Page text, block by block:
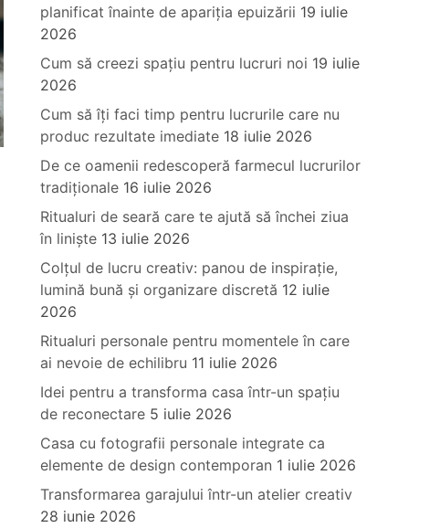
planificat înainte de apariția epuizării 19 iulie
2026
Cum să creezi spațiu pentru lucruri noi 19 iulie
2026
Cum să îți faci timp pentru lucrurile care nu
produc rezultate imediate 18 iulie 2026
De ce oamenii redescoperă farmecul lucrurilor
tradiționale 16 iulie 2026
Ritualuri de seară care te ajută să închei ziua
în liniște 13 iulie 2026
Colțul de lucru creativ: panou de inspirație,
lumină bună și organizare discretă 12 iulie
2026
Ritualuri personale pentru momentele în care
ai nevoie de echilibru 11 iulie 2026
Idei pentru a transforma casa într-un spațiu
de reconectare 5 iulie 2026
Casa cu fotografii personale integrate ca
elemente de design contemporan 1 iulie 2026
Transformarea garajului într-un atelier creativ
28 iunie 2026